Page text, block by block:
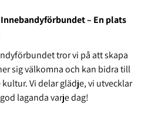
– En plats
tror vi på att skapa
sig välkomna och kan bidra till
Vi delar glädje, vi utvecklar
laganda varje dag!